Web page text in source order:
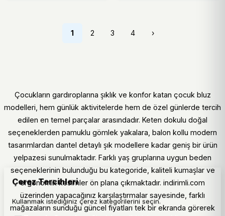
1 2 3 4 ›
Çocukların gardıroplarına şıklık ve konfor katan çocuk bluz
modelleri, hem günlük aktivitelerde hem de özel günlerde tercih
edilen en temel parçalar arasındadır. Keten dokulu doğal
seçeneklerden pamuklu gömlek yakalara, balon kollu modern
tasarımlardan dantel detaylı şık modellere kadar geniş bir ürün
yelpazesi sunulmaktadır. Farklı yaş gruplarına uygun beden
seçeneklerinin bulunduğu bu kategoride, kaliteli kumaşlar ve
ergonomik kesimler ön plana çıkmaktadır. indirimli.com
üzerinden yapacağınız karşılaştırmalar sayesinde, farklı
mağazaların sunduğu güncel fiyatları tek bir ekranda görerek
Çerez Tercihleri
Kullanmak istediğiniz çerez kategorilerini seçin.